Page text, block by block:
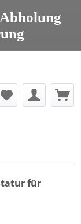
Zubehör
699
für